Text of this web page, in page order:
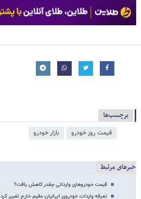
برچسب‌ها
قیمت روز خودرو بازار خودرو
خبرهای مرتبط
قیمت‌ خودروهای وارداتی‌ چقدر کاهش یافت؟
تعرفه واردات خودروی ایرانیان مقیم خارج تغییر کرد